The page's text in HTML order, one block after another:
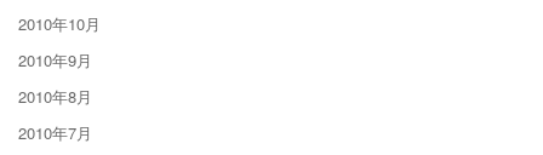
2010年10月
2010年9月
2010年8月
2010年7月